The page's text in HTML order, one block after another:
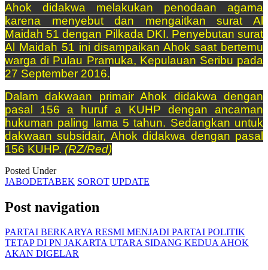
Ahok didakwa melakukan penodaan agama
karena menyebut dan mengaitkan surat Al
Maidah 51 dengan Pilkada DKI. Penyebutan surat
Al Maidah 51 ini disampaikan Ahok saat bertemu
warga di Pulau Pramuka, Kepulauan Seribu pada
27 September 2016.
Dalam dakwaan primair Ahok didakwa dengan
pasal 156 a huruf a KUHP dengan ancaman
hukuman paling lama 5 tahun. Sedangkan untuk
dakwaan subsidair, Ahok didakwa dengan pasal
156 KUHP. (RZ/Red)
Posted Under
JABODETABEK SOROT UPDATE
Post navigation
PARTAI BERKARYA RESMI MENJADI PARTAI POLITIK
TETAP DI PN JAKARTA UTARA SIDANG KEDUA AHOK
AKAN DIGELAR